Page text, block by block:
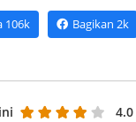
106k Bagikan 2k
4.0